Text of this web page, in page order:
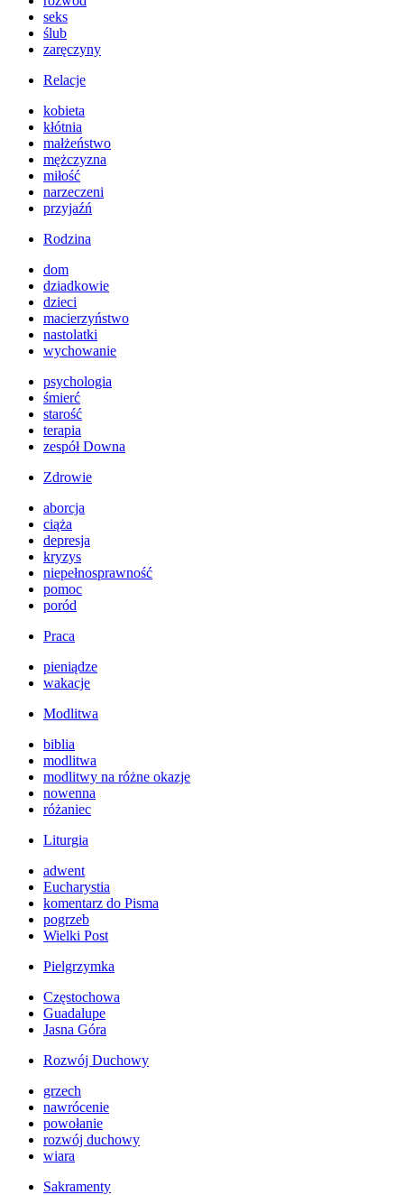
seks
ślub
zaręczyny
Relacje
kobieta
kłótnia
małżeństwo
mężczyzna
miłość
narzeczeni
przyjaźń
Rodzina
dom
dziadkowie
dzieci
macierzyństwo
nastolatki
wychowanie
psychologia
śmierć
starość
terapia
zespół Downa
Zdrowie
aborcja
ciąża
depresja
kryzys
niepełnosprawność
pomoc
poród
Praca
pieniądze
wakacje
Modlitwa
biblia
modlitwa
modlitwy na różne okazje
nowenna
różaniec
Liturgia
adwent
Eucharystia
komentarz do Pisma
pogrzeb
Wielki Post
Pielgrzymka
Częstochowa
Guadalupe
Jasna Góra
Rozwój Duchowy
grzech
nawrócenie
powołanie
rozwój duchowy
wiara
Sakramenty